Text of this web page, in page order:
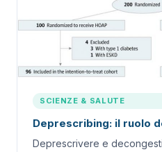
SCIENZE & SALUTE
Deprescribing: il ruolo
Deprescrivere e